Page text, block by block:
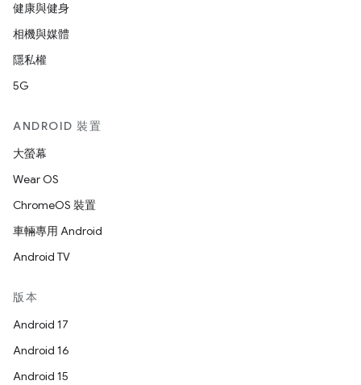
健康與健身
相機與媒體
隱私權
5G
ANDROID 裝置
大螢幕
Wear OS
ChromeOS 裝置
車輛專用 Android
Android TV
版本
Android 17
Android 16
Android 15